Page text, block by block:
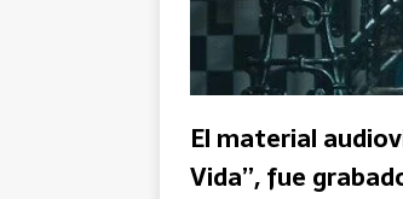
El material
Vida”, fue